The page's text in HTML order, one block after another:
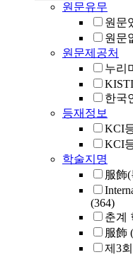
원문유무
원문
원문
원문제공처
누리
한국
등재정보
KCI
KCI
학술지명
服飾
(364)
춘계
服飾
제3